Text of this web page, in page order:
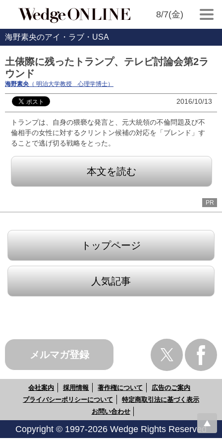
8/7(金)
海野素央のアイ・ラブ・USA
土俵際に残ったトランプ、テレビ討論会第2ラ
ウンド
海野素央 （ 明治大学教授 心理学博士）
2016/10/13
トランプは、自身の猥褻な発言と、元大統領の不倫問題及び不
倫相手の女性に対するクリントン候補の対応を「ブレンド」す
ることで逃げ切る戦略をとった。
本文を読む
PR
トップページ
人気記事
メルマガ登録
会社案内 採用情報 著作権について
広告のご案内
プライバシーポリシーについて
特定商取引法に基づく表示
お問い合わせ
Copyright © 1997-2026 Wedge Rights Reserved